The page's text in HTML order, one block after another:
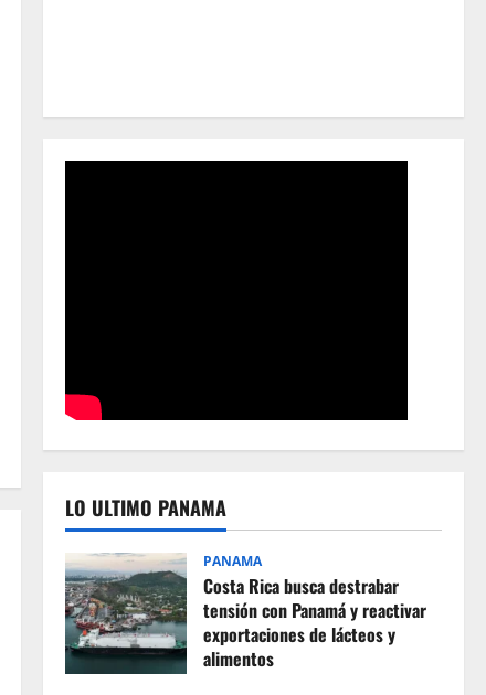
LO ULTIMO PANAMA
PANAMA
Costa Rica busca destrabar
tensión con Panamá y reactivar
exportaciones de lácteos y
alimentos